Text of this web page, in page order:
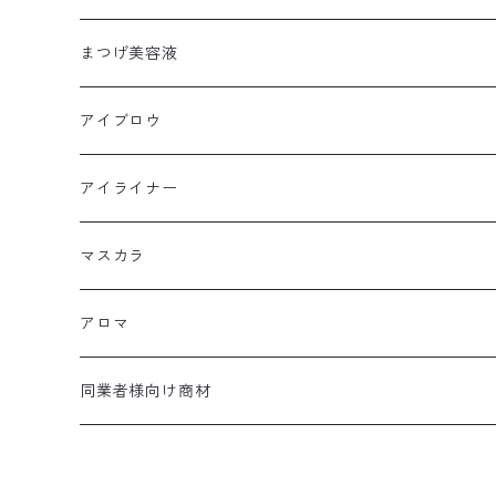
まつげ美容液
アイブロウ
アイライナー
マスカラ
アロマ
同業者様向け商材